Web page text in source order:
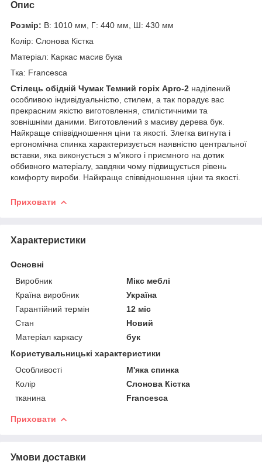
Опис
Розмір: В: 1010 мм, Г: 440 мм, Ш: 430 мм
Колір: Слонова Кістка
Матеріал: Каркас масив бука
Тка: Francesca
Стілець обідній Чумак Темний горіх Apro-2 наділений
особливою індивідуальністю, стилем, а так порадує вас
прекрасним якістю виготовлення, стилістичними та
зовнішніми даними. Виготовлений з масиву дерева бук.
Найкраще співвідношення ціни та якості. Злегка вигнута і
ергономічна спинка характеризується наявністю центральної
вставки, яка виконується з м'якого і приємного на дотик
оббивного матеріалу, завдяки чому підвищується рівень
комфорту вироби. Найкраще співвідношення ціни та якості.
Приховати
Характеристики
Основні
Виробник
Мікс меблі
Країна виробник
Україна
Гарантійний термін
12 міс
Стан
Новий
Матеріал каркасу
бук
Користувальницькі характеристики
Особливості
М'яка спинка
Колір
Слонова Кістка
тканина
Francesca
Приховати
Умови доставки